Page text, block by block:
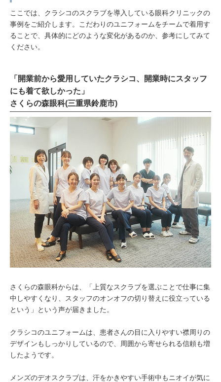
ここでは、クラシコのスクラブを導入している眼科クリニックの
事例をご紹介します。こだわりのユニフォームをチームで着用す
ることで、具体的にどのような変化があるのか、参考にしてみて
ください。
「開業前から愛用していたクラシコ、開業時にスタッフ
にも着て欲しかった」
さくらの森眼科(三重県鈴鹿市)
さくらの森眼科からは、「上質なスクラブを選ぶことで仕事に集
中しやすくなり、スタッフのオンオフの切り替えに役立っている
という」という声が届きました。
クラシコのユニフォームは、患者さんの目に入りやすい襟周りの
デザインもしっかりしているので、周囲から寄せられる信頼も増
したようです。
メンズのデオスクラブは、汗をかきやすい手術中もニオイが気に